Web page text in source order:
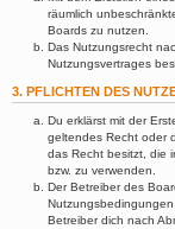
räumlich
Boards zu nutzen.
Das Nutzungsrecht
Nutzungsvertrages
3. PFLICHTEN DES
Du erklärst mit der
geltendes Recht oder
das Recht besitzt, die
bzw. zu verwenden.
Der Betreiber des
Betreiber dich nach